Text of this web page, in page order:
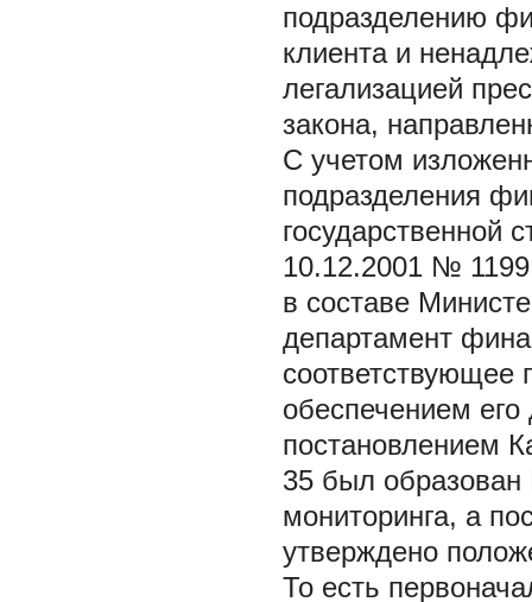
подразделению
клиента и
легализацией
закона,
С учетом
подразделения
государственной
10.12.2001 № 1199
в составе
департамент
соответствующее
обеспечением его
постановлением
35 был образован
мониторинга, а
утверждено
То есть